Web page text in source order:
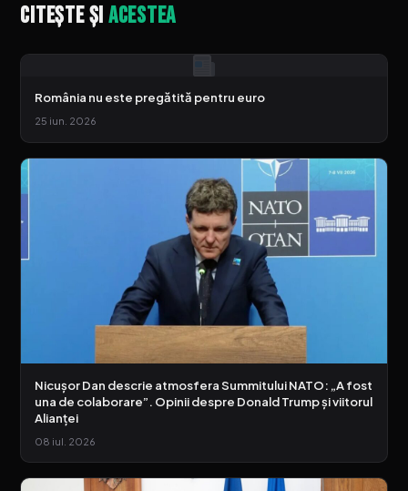
Citește șiacestea
România nu este pregătită pentru euro
25 iun. 2026
Nicușor Dan descrie atmosfera Summitului NATO: „A fost
una de colaborare”. Opinii despre Donald Trump și viitorul
Alianței
08 iul. 2026